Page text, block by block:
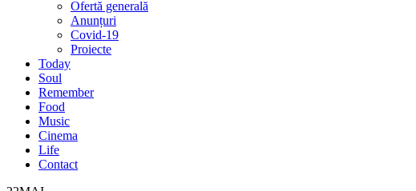
Ofertă generală
Anunțuri
Covid-19
Proiecte
Today
Soul
Remember
Food
Music
Cinema
Life
Contact